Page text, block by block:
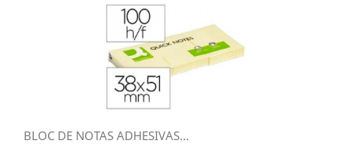
BLOC DE NOTAS ADHESIVAS...